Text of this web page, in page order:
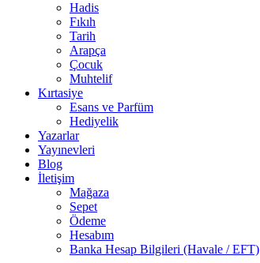
Hadis
Fıkıh
Tarih
Arapça
Çocuk
Muhtelif
Kırtasiye
Esans ve Parfüm
Hediyelik
Yazarlar
Yayınevleri
Blog
İletişim
Mağaza
Sepet
Ödeme
Hesabım
Banka Hesap Bilgileri (Havale / EFT)